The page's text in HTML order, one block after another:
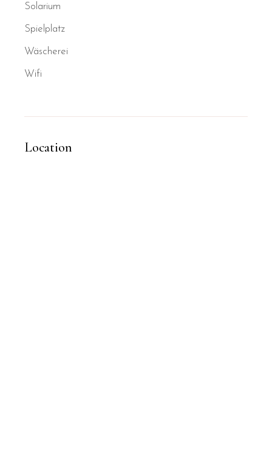
Solarium
Spielplatz
Wäscherei
Wifi
Location